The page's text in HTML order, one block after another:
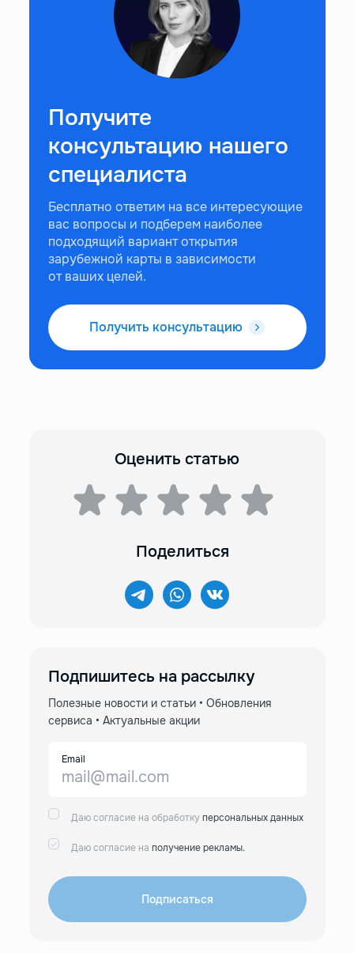
Получите
консультацию нашего
специалиста
Бесплатно ответим на все интересующие
вас вопросы и подберем наиболее
подходящий вариант открытия
зарубежной карты в зависимости
от ваших целей.
Получить консультацию
Оценить статью
Поделиться
Подпишитесь на рассылку
Полезные новости и статьи • Обновления
сервиса • Актуальные акции
Email
Даю согласие на обработкуперсональных данных
Даю согласие на получение рекламы.
Подписаться